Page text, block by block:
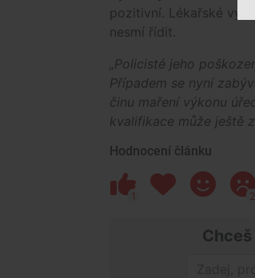
pozitivní. Lékařské
nesmí řídit.
„Policisté jeho
Případem se nyní
činu maření výkonu
kvalifikace může ještě
Hodnocení článku
1 2